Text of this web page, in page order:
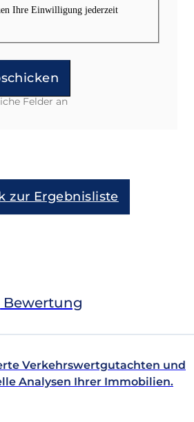
Felder an
Ihre Einwilligung jederzeit
zur Ergebnisliste
Bewertung
Verkehrswertgutachten und
Analysen Ihrer Immobilien.